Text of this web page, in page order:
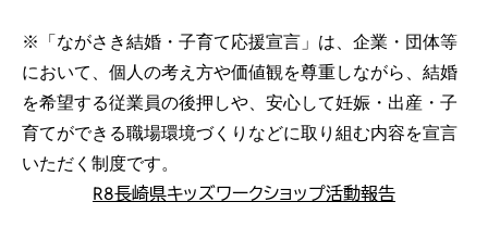
※「ながさき結婚・子育て応援宣言」は、企業・団体等
において、個人の考え方や価値観を尊重しながら、結婚
を希望する従業員の後押しや、安心して妊娠・出産・子
育てができる職場環境づくりなどに取り組む内容を宣言
いただく制度です。
R8長崎県キッズワークショップ活動報告